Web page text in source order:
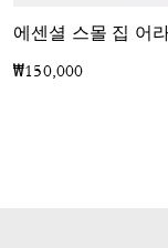
₩150,000